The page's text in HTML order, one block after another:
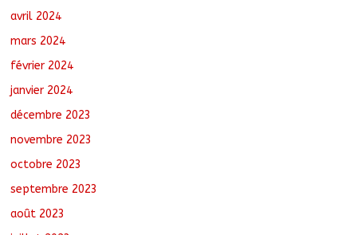
avril 2024
mars 2024
février 2024
janvier 2024
décembre 2023
novembre 2023
octobre 2023
septembre 2023
août 2023